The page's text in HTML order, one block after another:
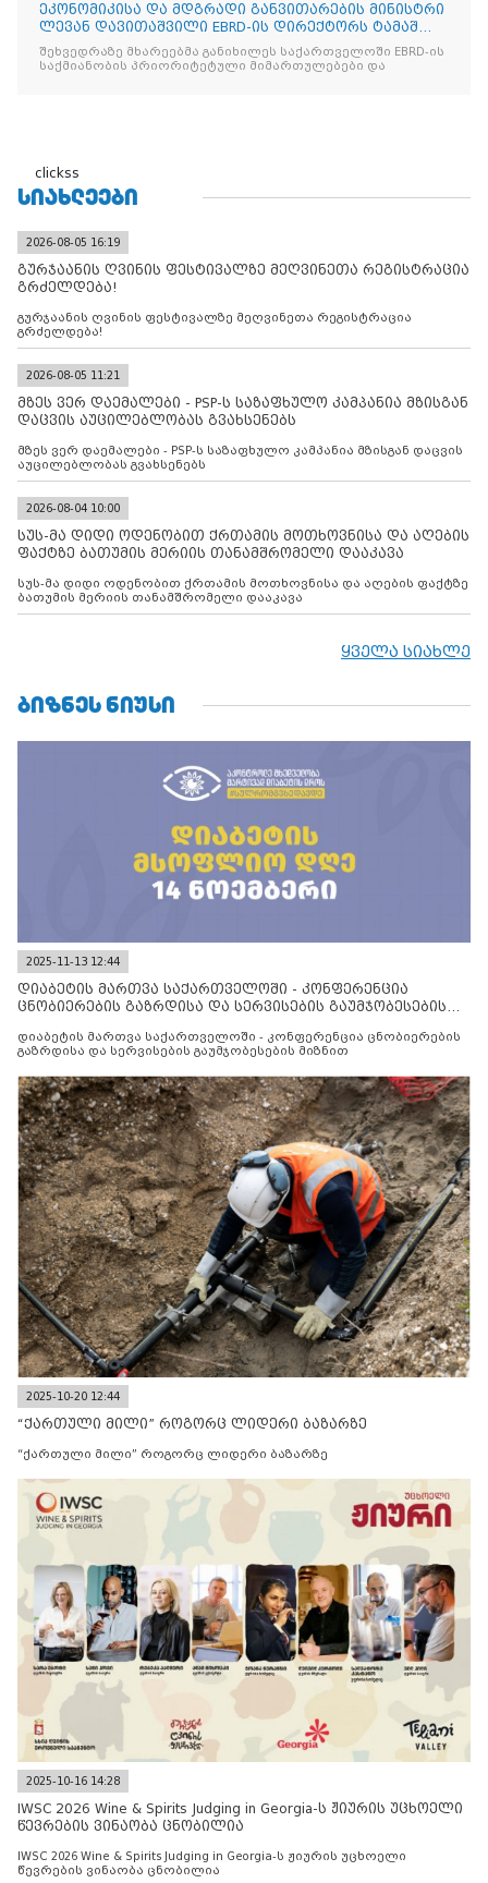
ეკონომიკისა და მდგრადი განვითარების მინისტრი
ლევან დავითაშვილი EBRD-ის დირექტორს ტამაშ
ვოჟნიტს შეხვდ
შეხვედრაზე მხარეებმა განიხილეს საქართველოში EBRD-ის
საქმიანობის პრიორიტეტული მიმართულებები და
clickss
ᲡᲘᲐᲮᲚᲔᲔᲑᲘ
2026-08-05 16:19
გურჯაანის ღვინის ფესტივალზე მეღვინეთა რეგისტრაცია
გრძელდება!
გურჯაანის ღვინის ფესტივალზე მეღვინეთა რეგისტრაცია
გრძელდება!
2026-08-05 11:21
მზეს ვერ დაემალები - PSP-ს საზაფხულო კამპანია მზისგან
დაცვის აუცილებლობას გვახსენებს
მზეს ვერ დაემალები - PSP-ს საზაფხულო კამპანია მზისგან დაცვის
აუცილებლობას გვახსენებს
2026-08-04 10:00
სუს-მა დიდი ოდენობით ქრთამის მოთხოვნისა და აღების
ფაქტზე ბათუმის მერიის თანამშრომელი დააკავა
სუს-მა დიდი ოდენობით ქრთამის მოთხოვნისა და აღების ფაქტზე
ბათუმის მერიის თანამშრომელი დააკავა
ყველა სიახლე
ᲑᲘᲖᲜᲔᲡ ᲜᲘᲣᲡᲘ
2025-11-13 12:44
დიაბეტის მართვა საქართველოში - კონფერენცია
ცნობიერების გაზრდისა და სერვისების გაუმჯობესების
დიაბეტის მართვა საქართველოში - კონფერენცია ცნობიერების
გაზრდისა და სერვისების გაუმჯობესების მიზნით
2025-10-20 12:44
“ქართული მილი” როგორც ლიდერი ბაზარზე
“ქართული მილი” როგორც ლიდერი ბაზარზე
2025-10-16 14:28
IWSC 2026 Wine & Spirits Judging in Georgia-ს ჟიურის უცხოელი
წევრების ვინაობა ცნობილია
IWSC 2026 Wine & Spirits Judging in Georgia-ს ჟიურის უცხოელი
წევრების ვინაობა ცნობილია